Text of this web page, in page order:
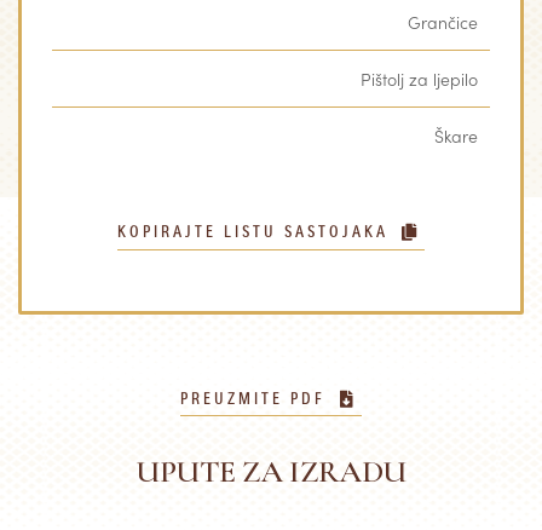
Grančice
Pištolj za ljepilo
Škare
KOPIRAJTE LISTU SASTOJAKA
PREUZMITE PDF
UPUTE ZA IZRADU